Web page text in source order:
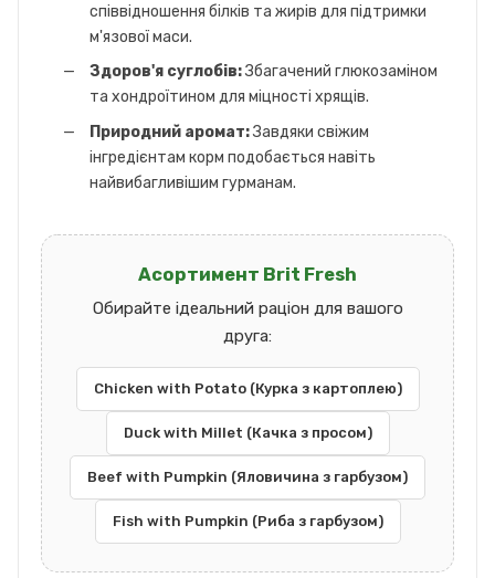
співвідношення білків та жирів для підтримки
м'язової маси.
Здоров'я суглобів:Збагачений глюкозаміном
та хондроїтином для міцності хрящів.
Природний аромат:Завдяки свіжим
інгредієнтам корм подобається навіть
найвибагливішим гурманам.
Асортимент Brit Fresh
Обирайте ідеальний раціон для вашого
друга:
Chicken with Potato (Курка з картоплею)
Duck with Millet (Качка з просом)
Beef with Pumpkin (Яловичина з гарбузом)
Fish with Pumpkin (Риба з гарбузом)